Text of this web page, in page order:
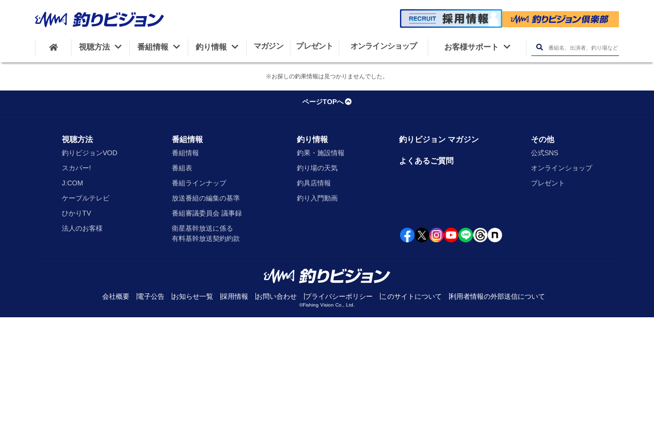
視聴方法 番組情報 釣り情報 マガジン プレゼント オンラインショップ お客様サポート
※お探しの釣果情報は見つかりませんでした。
ページTOPへ
視聴方法
釣りビジョンVOD
スカパー!
J:COM
ケーブルテレビ
ひかりTV
法人のお客様
番組情報
番組情報
番組表
番組ラインナップ
放送番組の編集の基準
番組審議委員会 議事録
衛星基幹放送に係る
有料基幹放送契約約款
釣り情報
釣果・施設情報
釣り場の天気
釣具店情報
釣り入門動画
釣りビジョン マガジン
よくあるご質問
その他
公式SNS
オンラインショップ
プレゼント
会社概要 電子公告 お知らせ一覧 採用情報 お問い合わせ プライバシーポリシー このサイトについて 利用者情報の外部送信について
©Fishing Vision Co., Ltd.